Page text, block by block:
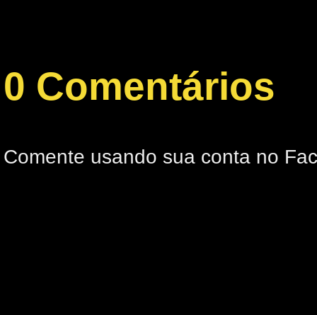
0 Comentários
Comente usando sua conta no